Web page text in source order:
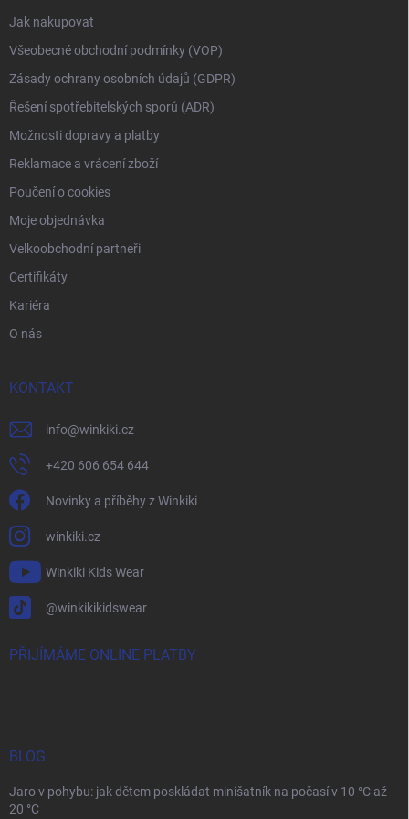
Jak nakupovat
Všeobecné obchodní podmínky (VOP)
Zásady ochrany osobních údajů (GDPR)
Řešení spotřebitelských sporů (ADR)
Možnosti dopravy a platby
Reklamace a vrácení zboží
Poučení o cookies
Moje objednávka
Velkoobchodní partneři
Certifikáty
Kariéra
O nás
KONTAKT
info@winkiki.cz
+420 606 654 644
Novinky a příběhy z Winkiki
winkiki.cz
Winkiki Kids Wear
@winkikikidswear
PŘIJÍMÁME ONLINE PLATBY
BLOG
Jaro v pohybu: jak dětem poskládat minišatník na počasí v 10 °C až
20 °C